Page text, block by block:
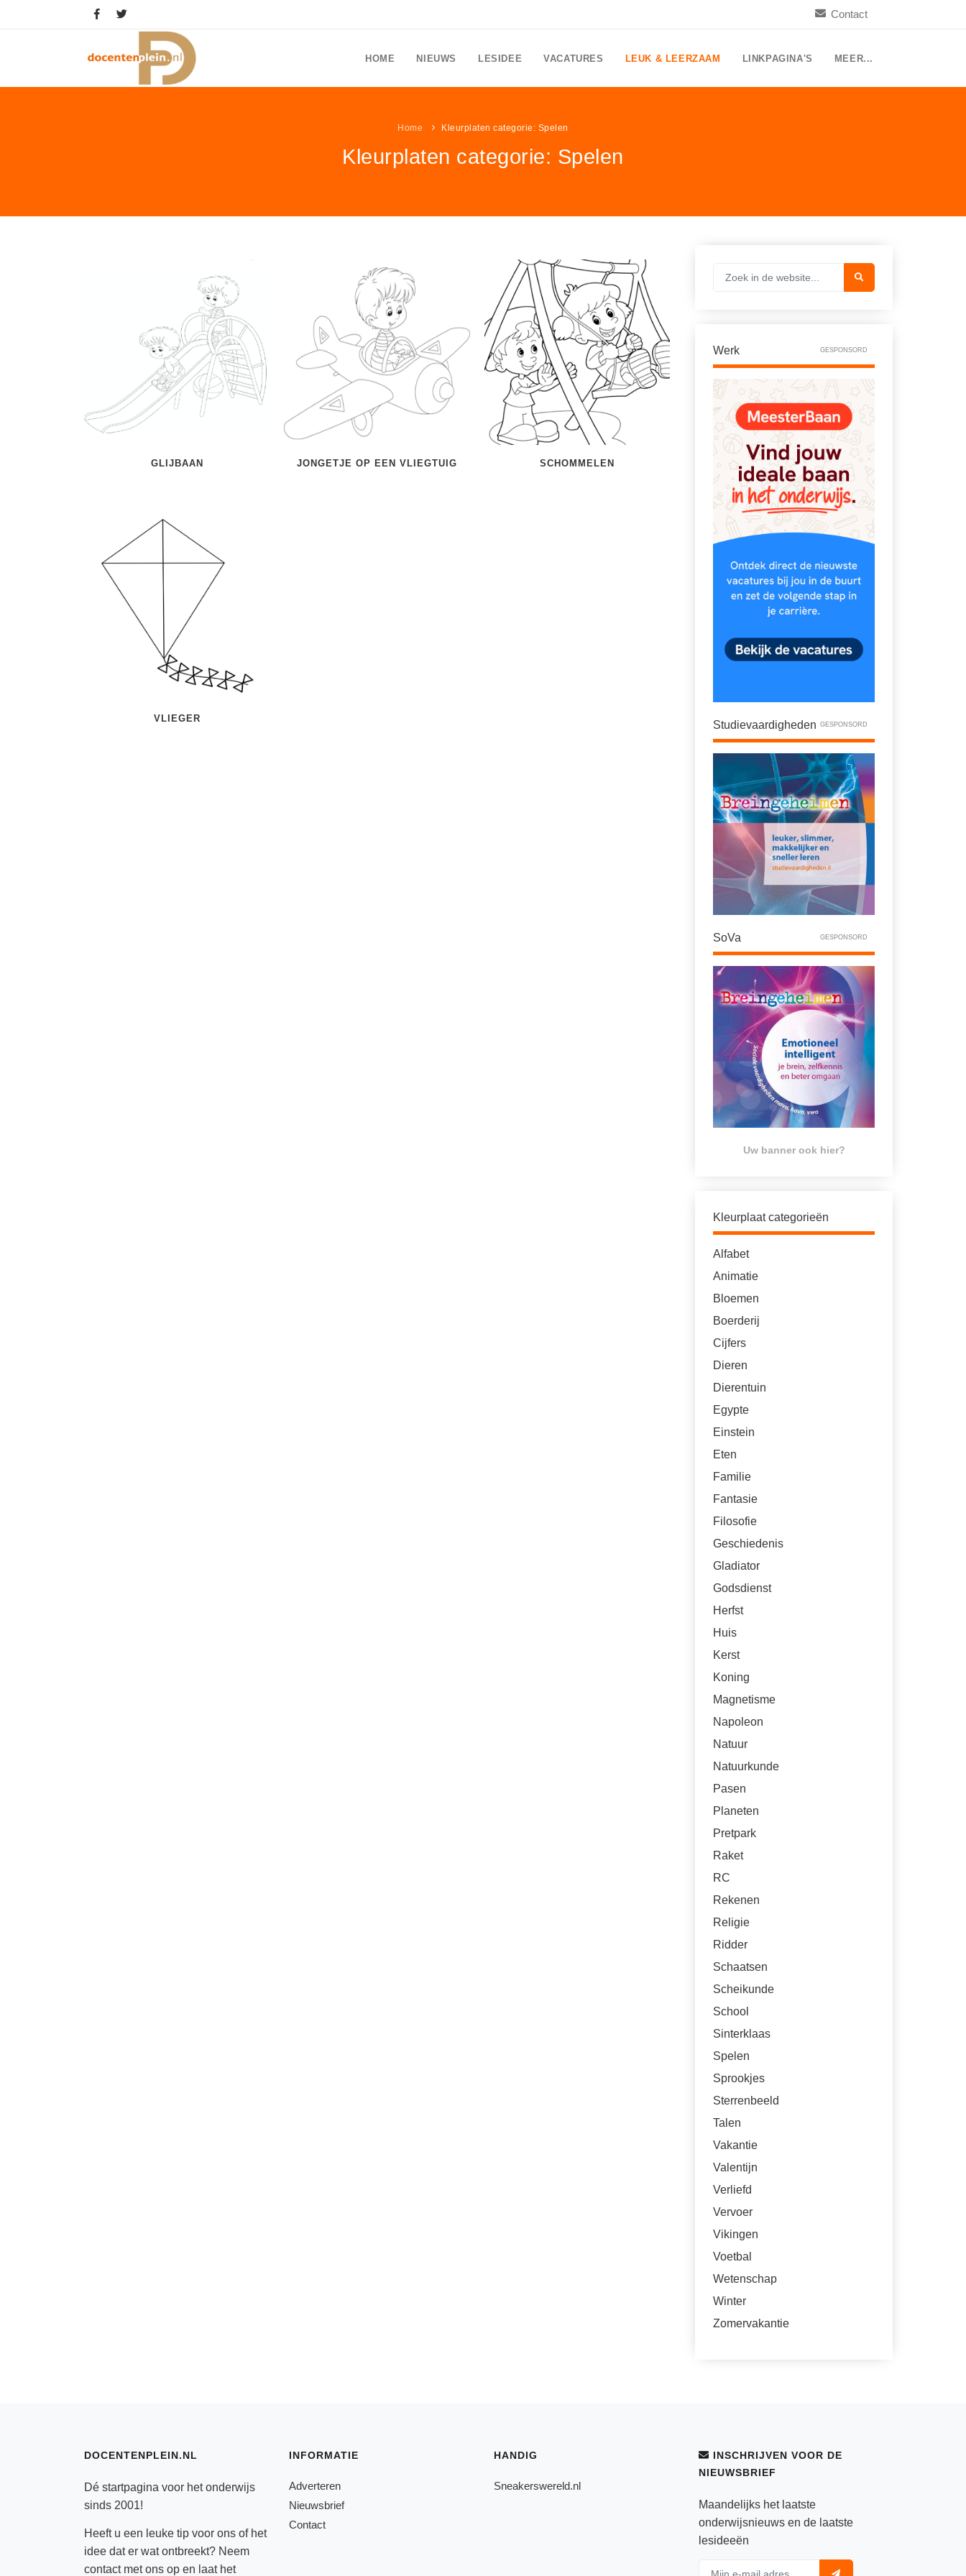
Contact
HOME NIEUWS LESIDEE VACATURES LEUK & LEERZAAM LINKPAGINA'S MEER...
Home Kleurplaten categorie: Spelen
Kleurplaten categorie: Spelen
GLIJBAAN JONGETJE OP EEN VLIEGTUIG SCHOMMELEN
VLIEGER
Werk GESPONSORD
Studievaardigheden GESPONSORD
SoVa GESPONSORD
Uw banner ook hier?
Kleurplaat categorieën
Alfabet
Animatie
Bloemen
Boerderij
Cijfers
Dieren
Dierentuin
Egypte
Einstein
Eten
Familie
Fantasie
Filosofie
Geschiedenis
Gladiator
Godsdienst
Herfst
Huis
Kerst
Koning
Magnetisme
Napoleon
Natuur
Natuurkunde
Pasen
Planeten
Pretpark
Raket
RC
Rekenen
Religie
Ridder
Schaatsen
Scheikunde
School
Sinterklaas
Spelen
Sprookjes
Sterrenbeeld
Talen
Vakantie
Valentijn
Verliefd
Vervoer
Vikingen
Voetbal
Wetenschap
Winter
Zomervakantie
DOCENTENPLEIN.NL
Dé startpagina voor het onderwijs
sinds 2001!
Heeft u een leuke tip voor ons of het
idee dat er wat ontbreekt? Neem
contactmet ons op en laat het
INFORMATIE
Adverteren
Nieuwsbrief
Contact
HANDIG
Sneakerswereld.nl
INSCHRIJVEN VOOR DE
NIEUWSBRIEF
Maandelijks het laatste
onderwijsnieuws en de laatste
lesideeën